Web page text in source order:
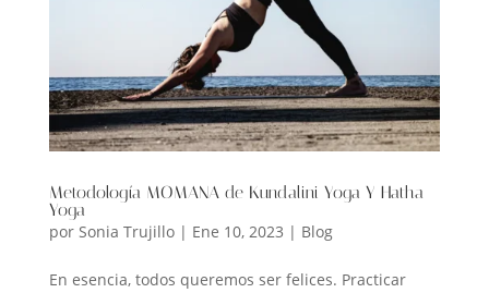
Metodología MOMANA de Kundalini Yoga Y Hatha
Yoga
por Sonia Trujillo| Ene 10, 2023 | Blog
En esencia, todos queremos ser felices. Practicar